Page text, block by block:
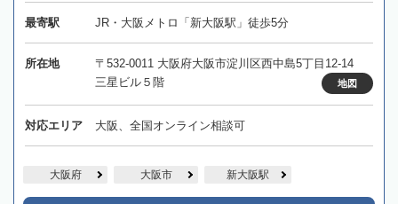
最寄駅 JR・大阪メトロ「新大阪駅」徒歩5分
所在地
〒532-0011 大阪府大阪市淀川区西中島5丁目12-14
三星ビル５階
地図
対応エリア 大阪、全国オンライン相談可
大阪府 大阪市 新大阪駅